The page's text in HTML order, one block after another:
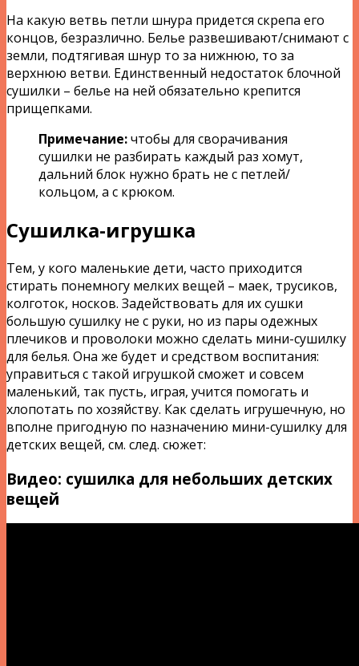
На какую ветвь петли шнура придется скрепа его
концов, безразлично. Белье развешивают/снимают с
земли, подтягивая шнур то за нижнюю, то за
верхнюю ветви. Единственный недостаток блочной
сушилки – белье на ней обязательно крепится
прищепками.
Примечание:чтобы для сворачивания
сушилки не разбирать каждый раз хомут,
дальний блок нужно брать не с петлей/
кольцом, а с крюком.
Сушилка-игрушка
Тем, у кого маленькие дети, часто приходится
стирать понемногу мелких вещей – маек, трусиков,
колготок, носков. Задействовать для их сушки
большую сушилку не с руки, но из пары одежных
плечиков и проволоки можно сделать мини-сушилку
для белья. Она же будет и средством воспитания:
управиться с такой игрушкой сможет и совсем
маленький, так пусть, играя, учится помогать и
хлопотать по хозяйству. Как сделать игрушечную, но
вполне пригодную по назначению мини-сушилку для
детских вещей, см. след. сюжет:
Видео: сушилка для небольших детских
вещей